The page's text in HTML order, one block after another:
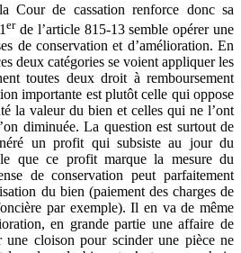
Cour de cassation renforce donc sa
erde l’article 815-13 semble opérer une
de conservation et d’amélioration. En
deux catégories se voient appliquer les
toutes deux droit à remboursement
importante est plutôt celle qui oppose
la valeur du bien et celles qui ne l’ont
diminuée. La question est surtout de
un profit qui subsiste au jour du
que ce profit marque la mesure du
de conservation peut parfaitement
du bien (paiement des charges de
par exemple). Il en va de même
en grande partie une affaire de
une cloison pour scinder une pièce ne